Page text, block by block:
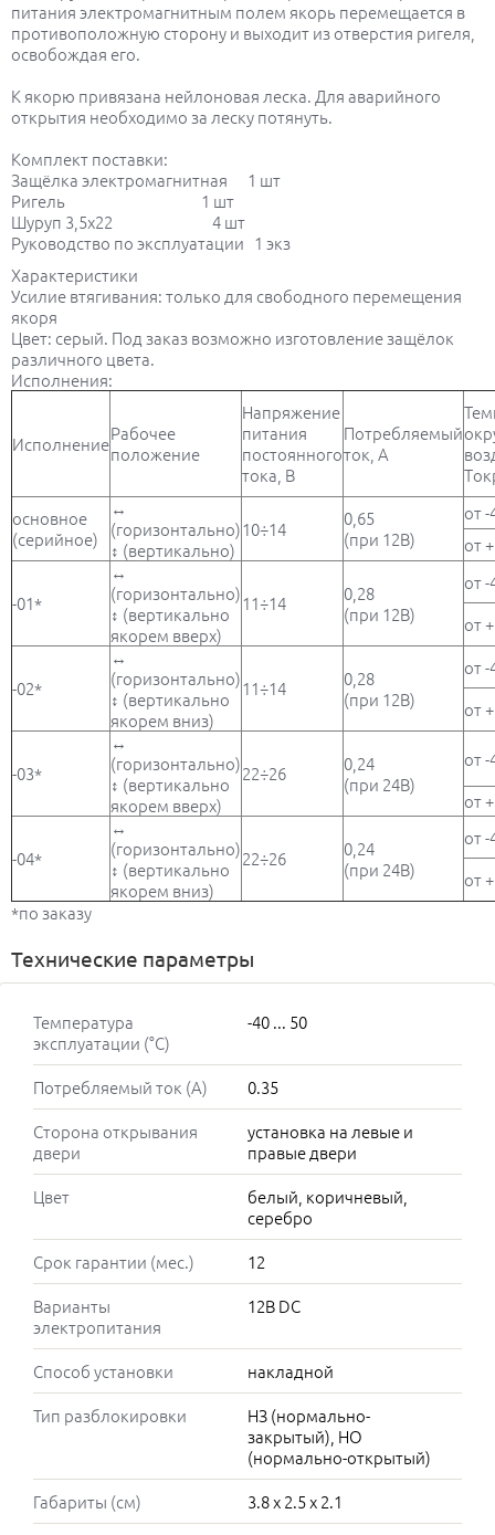
питания электромагнитным полем якорь перемещается в
противоположную сторону и выходит из отверстия ригеля,
освобождая его.
К якорю привязана нейлоновая леска. Для аварийного
открытия необходимо за леску потянуть.
Комплект поставки:
Защёлка электромагнитная 1 шт
Ригель 1 шт
Шуруп 3,5х22 4 шт
Руководство по эксплуатации 1 экз
Характеристики
Усилие втягивания: только для свободного перемещения
якоря
Цвет: серый. Под заказ возможно изготовление защёлок
различного цвета.
Исполнения:
ИсполнениеРабочее
положение
Напряжение
питания
постоянного
тока, В
Потребляемый
ток, А
основное
(серийное)
↔
(горизонтально)
↕ (вертикально)
10÷14
0,65
(при 12В)
от
от
-01*
↔
(горизонтально)
↕ (вертикально
якорем вверх)
11÷14
0,28
(при 12В)
от
от
-02*
↔
(горизонтально)
↕ (вертикально
якорем вниз)
11÷14
0,28
(при 12В)
от
от
-03*
↔
(горизонтально)
↕ (вертикально
якорем вверх)
22÷26
0,24
(при 24В)
от
от
-04*
↔
(горизонтально)
↕ (вертикально
якорем вниз)
22÷26
0,24
(при 24В)
от
от
*по заказу
Технические параметры
Температура
эксплуатации (°C)
-40 ... 50
Потребляемый ток (А)
0.35
Сторона открывания
двери
установка на левые и
правые двери
Цвет
белый, коричневый,
серебро
Срок гарантии (мес.)
12
Варианты
электропитания
12В DC
Способ установки
накладной
Тип разблокировки
НЗ (нормально-
закрытый), НО
(нормально-открытый)
Габариты (см)
3.8 x 2.5 x 2.1